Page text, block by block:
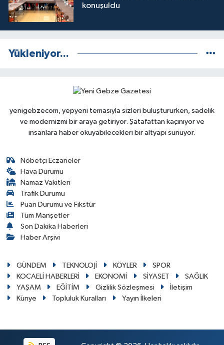
konuşuldu
Yükleniyor...
yenigebzecom, yepyeni temasıyla sizleri buluştururken, sadelik
ve modernizmi bir araya getiriyor. Şatafattan kaçınıyor ve
insanlara haber okuyabilecekleri bir altyapı sunuyor.
Nöbetçi Eczaneler
Hava Durumu
Namaz Vakitleri
Trafik Durumu
Puan Durumu ve Fikstür
Tüm Manşetler
Son Dakika Haberleri
Haber Arşivi
GÜNDEM TEKNOLOJİ KÖYLER
SPOR
KOCAELİ HABERLERİ
EKONOMİ SİYASET
SAĞLIK
YAŞAM
EĞİTİM Gizlilik Sözleşmesi
İletişim
Künye
Topluluk Kuralları Yayın İlkeleri